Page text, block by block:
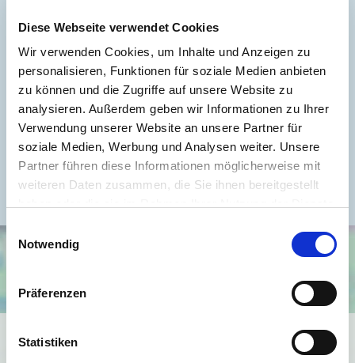
Diese Webseite verwendet Cookies
Wir verwenden Cookies, um Inhalte und Anzeigen zu
personalisieren, Funktionen für soziale Medien anbieten
zu können und die Zugriffe auf unsere Website zu
analysieren. Außerdem geben wir Informationen zu Ihrer
Verwendung unserer Website an unsere Partner für
soziale Medien, Werbung und Analysen weiter. Unsere
Partner führen diese Informationen möglicherweise mit
weiteren Daten zusammen, die Sie ihnen bereitgestellt
Einwilligungsauswahl
Notwendig
Präferenzen
Statistiken
Energieausweis Jahrgang
ab dem 1.5.2014
Energieausweis Werteklasse
D
Energieausweis Baujahr
1900
Energieausweis Gebäudeart
Wohngebäude
Befeuerung
Gas
Ich bin damit einverstanden, dass mir Karten von Google